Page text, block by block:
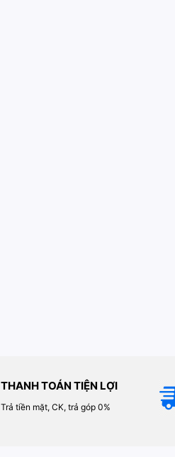
THANH TOÁN TIỆN LỢI
Trả tiền mặt, CK, trả góp 0%